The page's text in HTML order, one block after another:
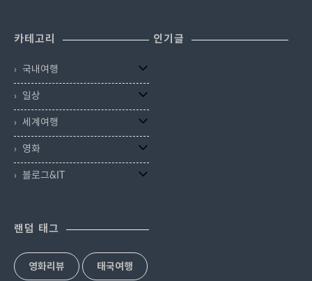
가장 오래된 도시 중 하나인 서울 또
그리고 서촌은 옛날 정체성을 아직
까지 간직하고 있습니다. 지난 시간
길을 걸어 볼게요. 수성동 계곡길은
있습니다. 서울에도 계곡이 있다.
'서촌 수성동계곡길' | 서울 가볼만
한 곳 제가 임의로 붙인 서촌길은 이
책 삼아 걸어가도 30분이면 족히 다
카테고리
국내여행
일상
세계여행
영화
블로그&IT
인기글
랜덤 태그
영화리뷰 태국여행